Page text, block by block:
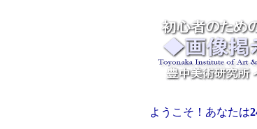
ようこそ！あなたは